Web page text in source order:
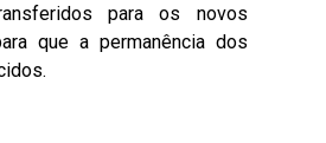
para os novos
que a permanência dos